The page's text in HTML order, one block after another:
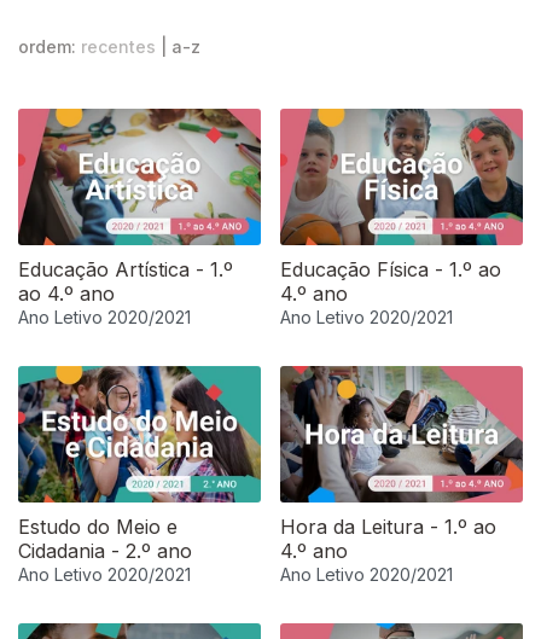
ordem: recentes a-z
Educação Artística - 1.º
ao 4.º ano
Ano Letivo 2020/2021
Educação Física - 1.º ao
4.º ano
Ano Letivo 2020/2021
Estudo do Meio e
Cidadania - 2.º ano
Ano Letivo 2020/2021
Hora da Leitura - 1.º ao
4.º ano
Ano Letivo 2020/2021